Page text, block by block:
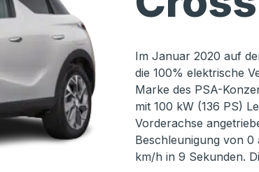
Im Januar 2020 auf
die 100% elektrische
Marke des PSA-
mit 100 kW (136 PS)
Vorderachse
Beschleunigung von
km/h in 9 Sekunden.